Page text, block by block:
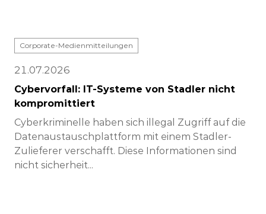
Corporate-Medienmitteilungen
21.07.2026
Cybervorfall: IT-Systeme von Stadler nicht
kompromittiert
Cyberkriminelle haben sich illegal Zugriff auf die
Datenaustauschplattform mit einem Stadler-
Zulieferer verschafft. Diese Informationen sind
nicht sicherheit...